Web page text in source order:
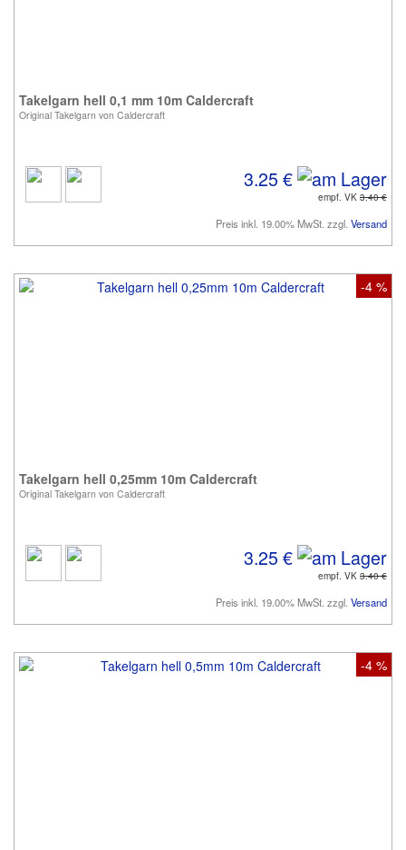
Takelgarn hell 0,1 mm 10m Caldercraft
Original Takelgarn von Caldercraft
3.25 €
empf. VK 3.40 €
Preis inkl. 19.00% MwSt. zzgl. Versand
-4 %
Takelgarn hell 0,25mm 10m Caldercraft
Original Takelgarn von Caldercraft
3.25 €
empf. VK 3.40 €
Preis inkl. 19.00% MwSt. zzgl. Versand
-4 %